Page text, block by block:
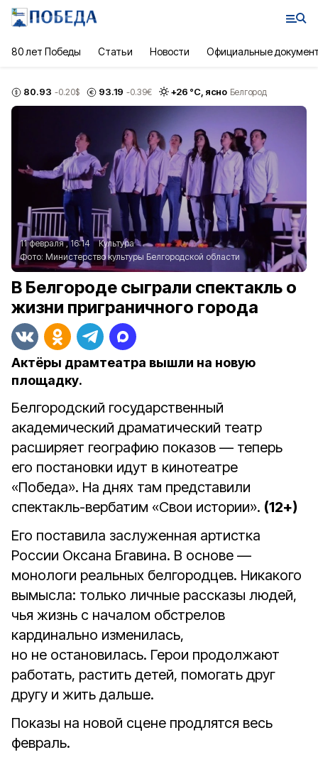
80 лет Победы Статьи Новости Официальные
80.93 -0.20$ 93.19 -0.39€ +26 °С, ясно Белгород
11 февраля , 16:14
Культура
Фото: Министерство культуры Белгородской области
В Белгороде сыграли спектакль о
жизни приграничного города
Актёры драмтеатра вышли на новую
площадку.
Белгородский государственный
академический драматический театр
расширяет географию показов — теперь
его постановки идут в кинотеатре
«Победа». На днях там представили
спектакль-вербатим «Свои истории». (12+)
Его поставила заслуженная артистка
России Оксана Бгавина. В основе —
монологи реальных белгородцев. Никакого
вымысла: только личные рассказы людей,
чья жизнь с началом обстрелов
кардинально изменилась,
но не остановилась. Герои продолжают
работать, растить детей, помогать друг
другу и жить дальше.
Показы на новой сцене продлятся весь
февраль.